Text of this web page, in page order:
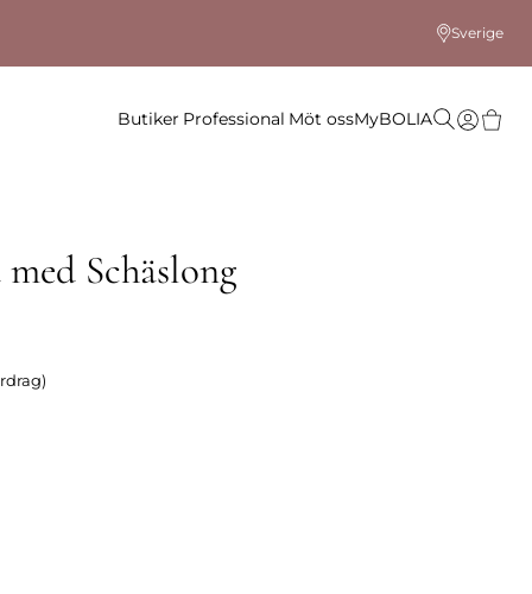
Sverige
Butiker Professional Möt ossMyBOLIA
Schäslong